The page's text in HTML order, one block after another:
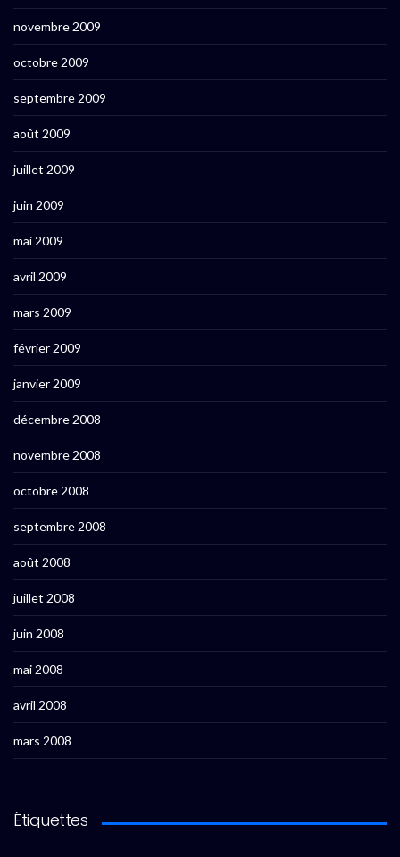
novembre 2009
octobre 2009
septembre 2009
août 2009
juillet 2009
juin 2009
mai 2009
avril 2009
mars 2009
février 2009
janvier 2009
décembre 2008
novembre 2008
octobre 2008
septembre 2008
août 2008
juillet 2008
juin 2008
mai 2008
avril 2008
mars 2008
Étiquettes